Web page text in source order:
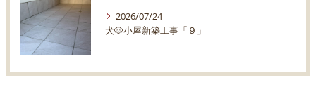
2026/07/24
犬🐶小屋新築工事「９」